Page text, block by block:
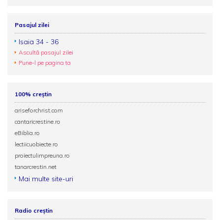
Pasajul zilei
Isaia 34 - 36
Ascultă pasajul zilei
Pune-l pe pagina ta
100% creștin
ariseforchrist.com
cantaricrestine.ro
eBiblia.ro
lectiicuobiecte.ro
proiectulimpreuna.ro
tanarcrestin.net
Mai multe site-uri
Radio creștin